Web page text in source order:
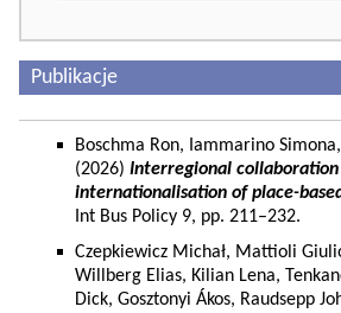
Publikacje
Boschma Ron, Iammarino
(2026) Interregional
internationalisation of place-
Int Bus Policy 9, pp. 211–232.
Czepkiewicz Michał, Mattioli
Willberg Elias, Kilian Lena,
Dick, Gosztonyi Ákos, Raudsepp